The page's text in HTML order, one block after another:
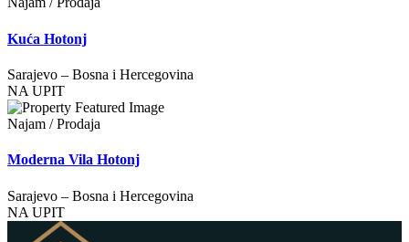
Kuća Hotonj
Sarajevo – Bosna i Hercegovina
NA UPIT
Najam / Prodaja
Moderna Vila Hotonj
Sarajevo – Bosna i Hercegovina
NA UPIT